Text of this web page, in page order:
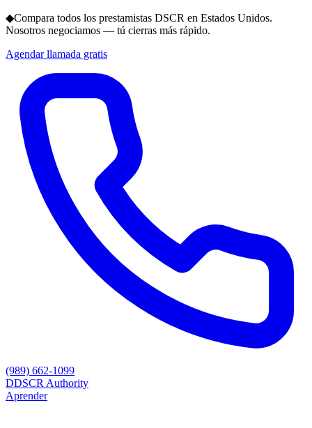
◆Compara todos los prestamistas DSCR en Estados Unidos.
Nosotros negociamos — tú cierras más rápido.
Agendar llamada gratis
(989) 662-1099
DDSCR Authority
Aprender